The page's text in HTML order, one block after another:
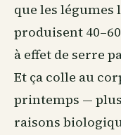
que les
produisent
à effet de serre
Et ça colle au
printemps —
raisons